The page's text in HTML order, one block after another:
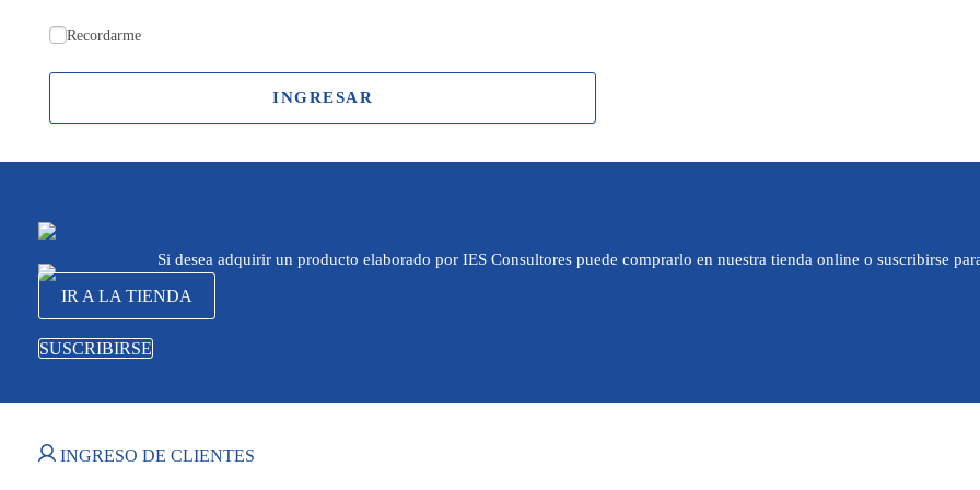
Recordarme
INGRESAR
Si desea adquirir un producto elaborado por IES Consultores puede comprarlo en nuestra tienda online o suscribirse
IR A LA TIENDA
SUSCRIBIRSE
INGRESO DE CLIENTES